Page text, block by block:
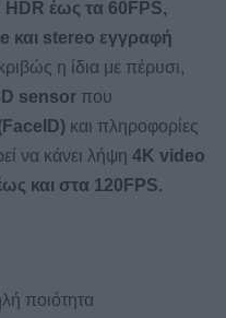
έως τα 60FPS,
και stereo εγγραφή
η ίδια με πέρυσι,
sensor που
και πληροφορίες
να κάνει λήψη 4K video
και στα 120FPS.
ποιότητα